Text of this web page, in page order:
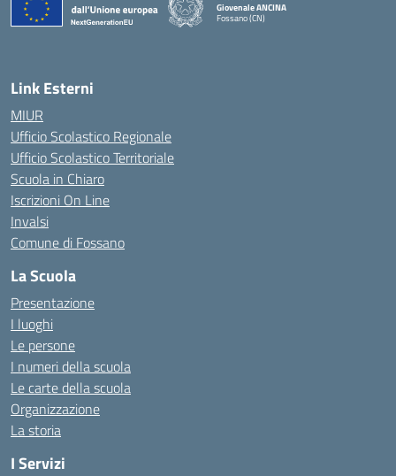
Giovenale ANCINA
Fossano (CN)
Link Esterni
MIUR
Ufficio Scolastico Regionale
Ufficio Scolastico Territoriale
Scuola in Chiaro
Iscrizioni On Line
Invalsi
Comune di Fossano
La Scuola
Presentazione
I luoghi
Le persone
I numeri della scuola
Le carte della scuola
Organizzazione
La storia
I Servizi